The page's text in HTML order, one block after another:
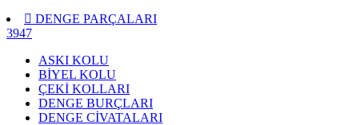
DENGE PARÇALARI
3947
ASKI KOLU
BİYEL KOLU
ÇEKİ KOLLARI
DENGE BURÇLARI
DENGE CİVATALARI